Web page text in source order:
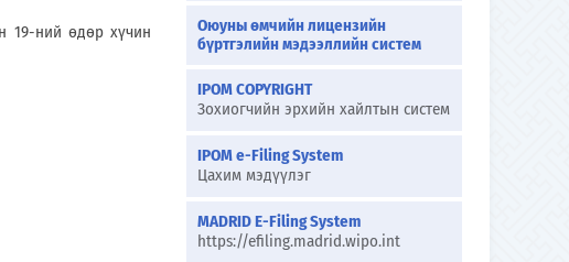
ний өдөр хүчин
Оюуны өмчийн лицензийн
бүртгэлийн мэдээллийн систем
IPOM COPYRIGHT
Зохиогчийн эрхийн хайлтын систем
IPOM e-Filing System
Цахим мэдүүлэг
MADRID E-Filing System
https://efiling.madrid.wipo.int